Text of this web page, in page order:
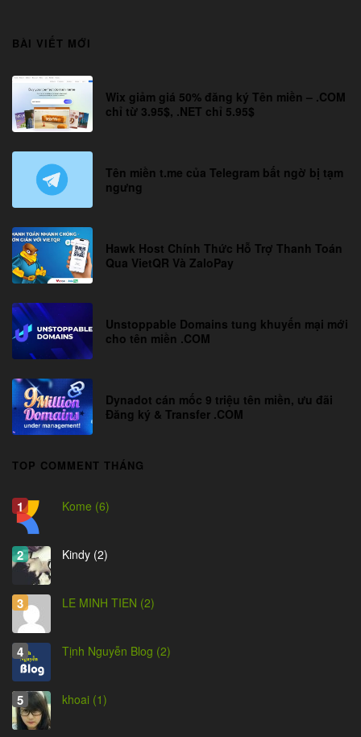
BÀI VIẾT MỚI
Wix giảm giá 50% đăng ký Tên miền – .COM
chỉ từ 3.95$, .NET chỉ 5.95$
Tên miền t.me của Telegram bất ngờ bị tạm
ngưng
Hawk Host Chính Thức Hỗ Trợ Thanh Toán
Qua VietQR Và ZaloPay
Unstoppable Domains tung khuyến mại mới
cho tên miền .COM
Dynadot cán mốc 9 triệu tên miền, ưu đãi
Đăng ký & Transfer .COM
TOP COMMENT THÁNG
Kome (6)
Kindy (2)
LE MINH TIEN (2)
Tịnh Nguyễn Blog (2)
khoai (1)